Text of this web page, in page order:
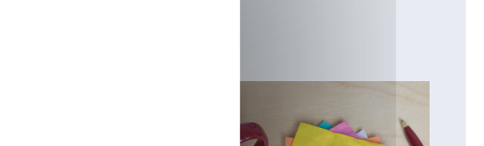
Formation informatique en